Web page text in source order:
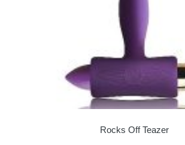
Rocks Off Teazer